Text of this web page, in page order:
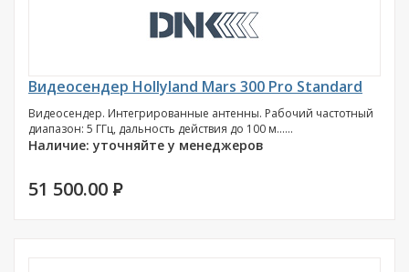
Видеосендер Hollyland Mars 300 Pro Standard
Видеосендер. Интегрированные антенны. Рабочий частотный
диапазон: 5 ГГц, дальность действия до 100 м......
Наличие: уточняйте у менеджеров
51 500.00 P